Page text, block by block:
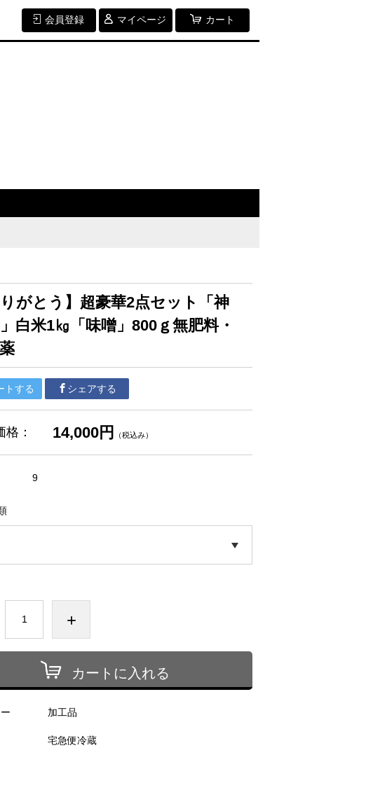
会員登録 マイページ カート
りがとう】超豪華2点セット「神
白米1㎏「味噌」800ｇ無肥料・
トする シェアする
格： 14,000円 （税込み）
9
+
カートに入れる
加工品
宅急便冷蔵